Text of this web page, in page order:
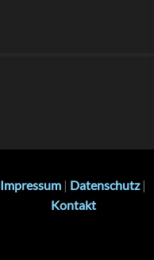
Impressum | Datenschutz|
Kontakt